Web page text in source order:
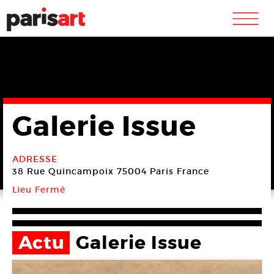
m
Galerie Issue
ADRESSE
38 Rue Quincampoix 75004 Paris France
Lieu Fermé
Actu Galerie Issue